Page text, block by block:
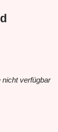
nicht verfügbar